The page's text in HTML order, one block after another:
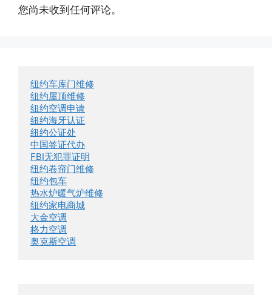
您尚未收到任何评论。
纽约车库门维修
纽约屋顶维修
纽约空调申请
纽约海牙认证
纽约公证处
中国签证代办
FBI无犯罪证明
纽约卷帘门维修
纽约包车
热水炉暖气炉维修
纽约家电商城
大金空调
格力空调
奥克斯空调